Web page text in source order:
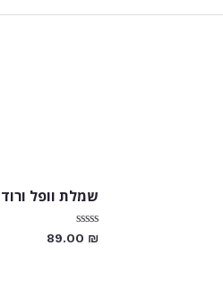
שמלת וופל ורוד
דורג89.00 ₪